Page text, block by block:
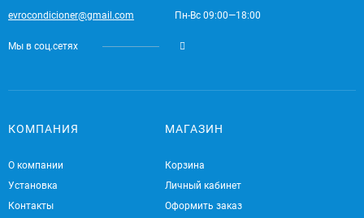
evrocondicioner@gmail.com Пн-Вс 09:00—18:00
Мы в соц.сетях
КОМПАНИЯ
О компании
Установка
Контакты
МАГАЗИН
Корзина
Личный кабинет
Оформить заказ